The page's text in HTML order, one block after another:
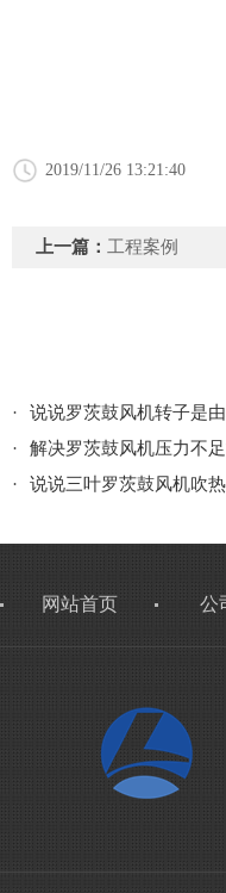
2019/11/26 13:21:40
上一篇： 工程案例
·
说说罗茨鼓风机转子是
·
解决罗茨鼓风机压力不
·
说说三叶罗茨鼓风机吹
网站首页 公